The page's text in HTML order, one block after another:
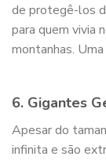
de protegê-los
para quem vivia
montanhas.
6. Gigantes
Apesar do
infinita e são